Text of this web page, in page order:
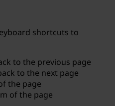
shortcuts to
to the previous page
to the next page
the page
of the page